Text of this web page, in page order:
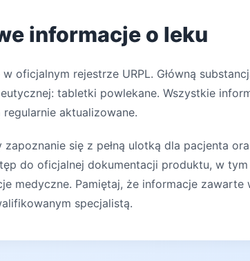
informacje o leku
oficjalnym rejestrze URPL. Główną
tabletki powlekane. Wszystkie
aktualizowane.
się z pełną ulotką dla pacjenta
do oficjalnej dokumentacji produktu, w
medyczne. Pamiętaj, że informacje zawarte
specjalistą.